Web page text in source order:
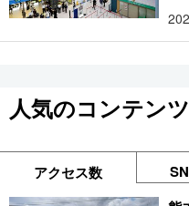
人気のコンテンツ
アクセス数